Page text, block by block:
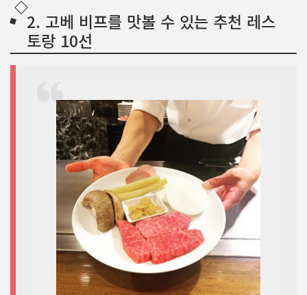
2. 고베 비프를 맛볼 수 있는 추천 레스
토랑 10선